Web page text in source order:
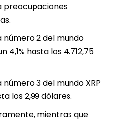
preocupaciones
número 2 del mundo
4,1% hasta los 4.712,75
3 del mundo XRP
los 2,99 dólares.
mientras que